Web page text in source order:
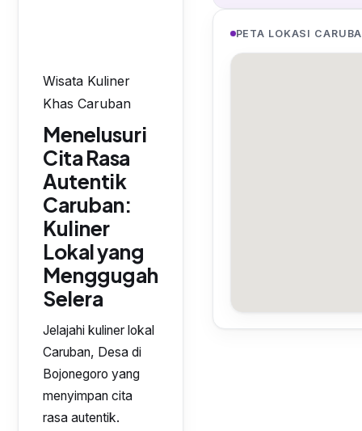
Wisata Kuliner
Khas Caruban
Menelusuri
Cita Rasa
Autentik
Caruban:
Kuliner
Lokal yang
Menggugah
Selera
Jelajahi kuliner lokal
Caruban, Desa di
Bojonegoro yang
menyimpan cita
rasa autentik.
PETA LOKASI